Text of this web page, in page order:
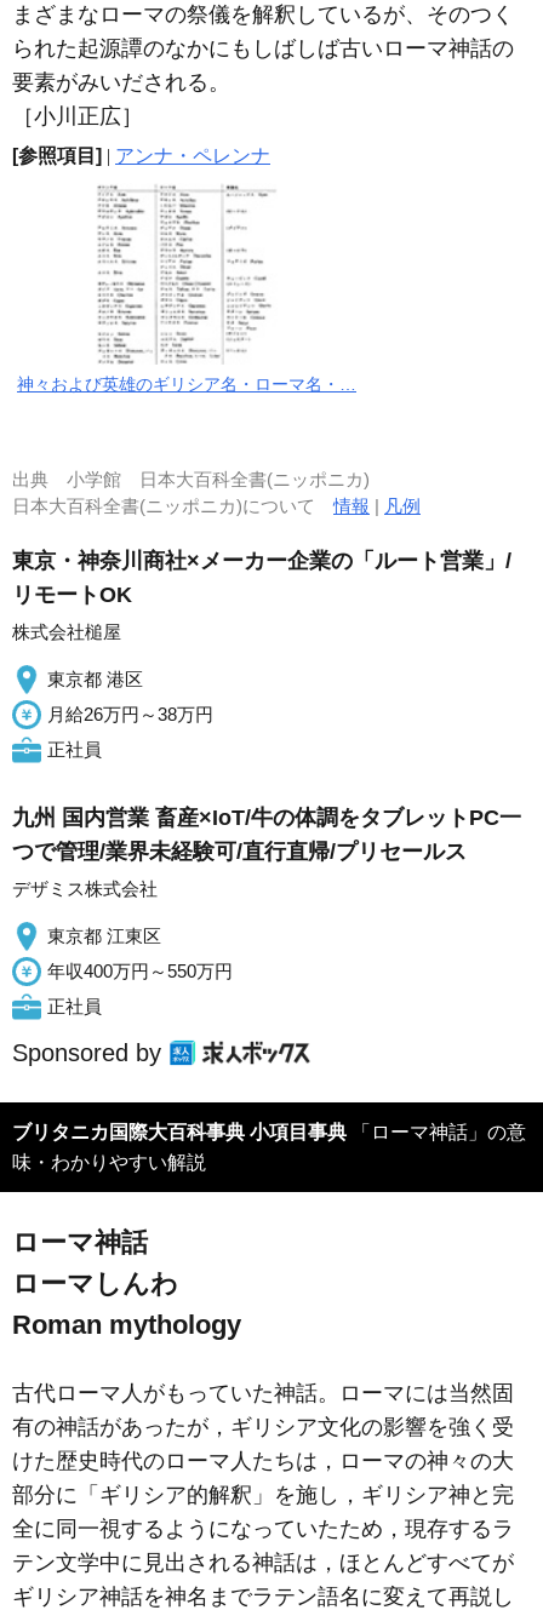
まざまなローマの祭儀を解釈しているが、そのつく
られた起源譚のなかにもしばしば古いローマ神話の
要素がみいだされる。
［小川正広］
[参照項目] | アンナ・ペレンナ
神々および英雄のギリシア名・ローマ名・…
出典 小学館 日本大百科全書(ニッポニカ)
日本大百科全書(ニッポニカ)について情報 | 凡例
東京・神奈川商社×メーカー企業の「ルート営業」/
リモートOK
株式会社槌屋
東京都 港区
月給26万円～38万円
正社員
九州 国内営業 畜産×IoT/牛の体調をタブレットPC一
つで管理/業界未経験可/直行直帰/プリセールス
デザミス株式会社
東京都 江東区
年収400万円～550万円
正社員
Sponsored by
ブリタニカ国際大百科事典 小項目事典 「ローマ神話」の意
味・わかりやすい解説
ローマ神話
ローマしんわ
Roman mythology
古代ローマ人がもっていた神話。ローマには当然固
有の神話があったが，ギリシア文化の影響を強く受
けた歴史時代のローマ人たちは，ローマの神々の大
部分に「ギリシア的解釈」を施し，ギリシア神と完
全に同一視するようになっていたため，現存するラ
テン文学中に見出される神話は，ほとんどすべてが
ギリシア神話を神名までラテン語名に変えて再説し